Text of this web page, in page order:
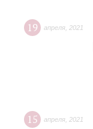
19 апреля 2021
15 апреля 2021